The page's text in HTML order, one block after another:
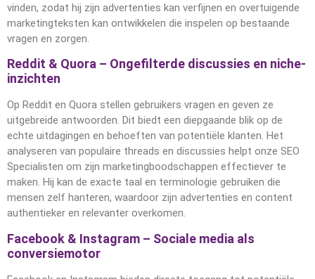
vinden, zodat hij zijn advertenties kan verfijnen en overtuigende
marketingteksten kan ontwikkelen die inspelen op bestaande
vragen en zorgen.
Reddit & Quora – Ongefilterde discussies en niche-
inzichten
Op Reddit en Quora stellen gebruikers vragen en geven ze
uitgebreide antwoorden. Dit biedt een diepgaande blik op de
echte uitdagingen en behoeften van potentiële klanten. Het
analyseren van populaire threads en discussies helpt onze SEO
Specialisten om zijn marketingboodschappen effectiever te
maken. Hij kan de exacte taal en terminologie gebruiken die
mensen zelf hanteren, waardoor zijn advertenties en content
authentieker en relevanter overkomen.
Facebook & Instagram – Sociale media als
conversiemotor